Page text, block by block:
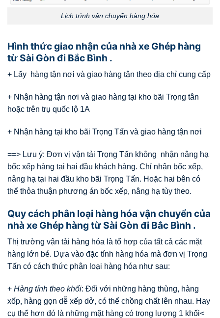
Lịch trình vận chuyển hàng hóa
Hình thức giao nhận của nhà xe Ghép hàng
từ Sài Gòn đi Bắc Bình .
+ Lấy hàng tận nơi và giao hàng tận theo địa chỉ cung cấp
+ Nhận hàng tận nơi và giao hàng tại kho bãi Trọng tân
hoặc trên trụ quốc lộ 1A
+ Nhận hàng tại kho bãi Trọng Tấn và giao hàng tận nơi
==> Lưu ý: Đơn vị vận tải Trọng Tấn không nhận nâng hạ
bốc xếp hàng tại hai đầu khách hàng. Chỉ nhận bốc xếp,
nâng hạ tại hai đầu kho bãi Trọng Tấn. Hoặc hai bên có
thể thỏa thuận phương án bốc xếp, nâng hạ tùy theo.
Quy cách phân loại hàng hóa vận chuyển của
nhà xe Ghép hàng từ Sài Gòn đi Bắc Bình .
Thị trường vận tải hàng hóa là tổ hợp của tất cả các mặt
hàng lớn bé. Dựa vào đặc tính hàng hóa mà đơn vị Trọng
Tấn có cách thức phân loại hàng hóa như sau:
+ Hàng tính theo khối: Đối với những hàng thùng, hàng
xốp, hàng gọn dễ xếp dở, có thể chồng chất lên nhau. Hay
cụ thể hơn đó là những mặt hàng có trọng lượng 1 khối<